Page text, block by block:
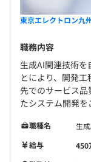
東京エレクトロン九
職務内容
生成AI関連技術
とにより、開発
先でのサービス
たシステム開発
職種名
生
給与
450